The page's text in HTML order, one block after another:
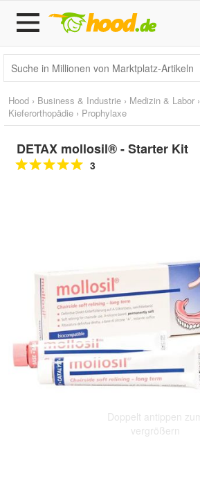
Hood › Business & Industrie › Medizin & Labor ›
Kieferorthopädie › Prophylaxe
DETAX mollosil® - Starter Kit
3
Doppelt antippen zum
vergrößern